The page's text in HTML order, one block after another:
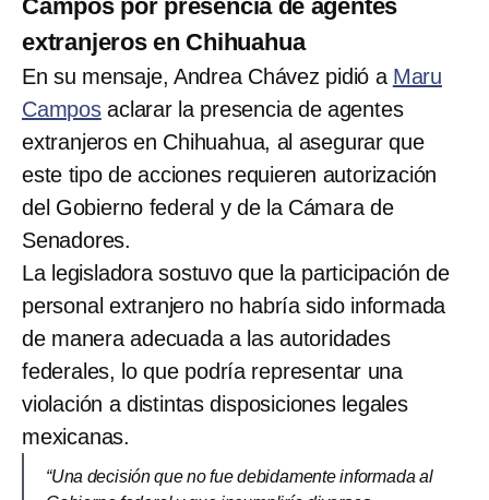
Campos por presencia de agentes
extranjeros en Chihuahua
En su mensaje, Andrea Chávez pidió a Maru
Camposaclarar la presencia de agentes
extranjeros en Chihuahua, al asegurar que
este tipo de acciones requieren autorización
del Gobierno federal y de la Cámara de
Senadores.
La legisladora sostuvo que la participación de
personal extranjero no habría sido informada
de manera adecuada a las autoridades
federales, lo que podría representar una
violación a distintas disposiciones legales
mexicanas.
“Una decisión que no fue debidamente informada al